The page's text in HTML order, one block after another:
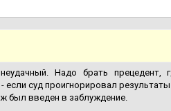
Надо брать прецедент,
если суд проигнорировал
был введен в заблуждение.